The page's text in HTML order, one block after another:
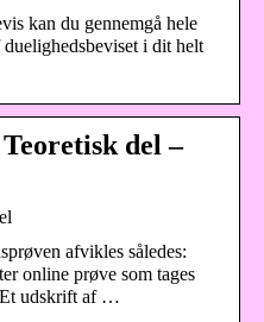
kan du gennemgå hele
i dit helt
del –
afvikles således:
online prøve som tages
Et udskrift af …